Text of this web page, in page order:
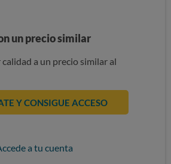
un precio similar
a un precio similar al
Y CONSIGUE ACCESO
a tu cuenta